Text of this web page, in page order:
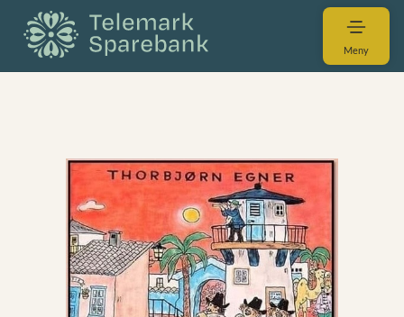
Meny